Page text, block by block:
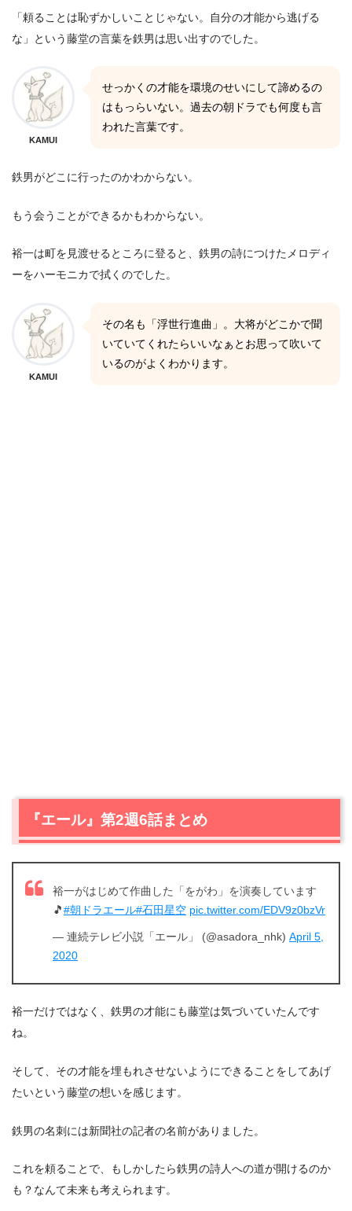
「頼ることは恥ずかしいことじゃない。自分の才能から逃げる
な」という藤堂の言葉を鉄男は思い出すのでした。
KAMUI
せっかくの才能を環境のせいにして諦めるの
はもっらいない。過去の朝ドラでも何度も言
われた言葉です。
鉄男がどこに行ったのかわからない。
もう会うことができるかもわからない。
裕一は町を見渡せるところに登ると、鉄男の詩につけたメロディ
ーをハーモニカで拭くのでした。
KAMUI
その名も「浮世行進曲」。大将がどこかで聞
いていてくれたらいいなぁとお思って吹いて
いるのがよくわかります。
『エール』第2週6話まとめ
裕一がはじめて作曲した「をがわ」を演奏しています
🎵#朝ドラエール#石田星空 pic.twitter.com/EDV9z0bzVr
— 連続テレビ小説「エール」 (@asadora_nhk) April 5,
2020
裕一だけではなく、鉄男の才能にも藤堂は気づいていたんです
ね。
そして、その才能を埋もれさせないようにできることをしてあげ
たいという藤堂の想いを感じます。
鉄男の名刺には新聞社の記者の名前がありました。
これを頼ることで、もしかしたら鉄男の詩人への道が開けるのか
も？なんて未来も考えられます。